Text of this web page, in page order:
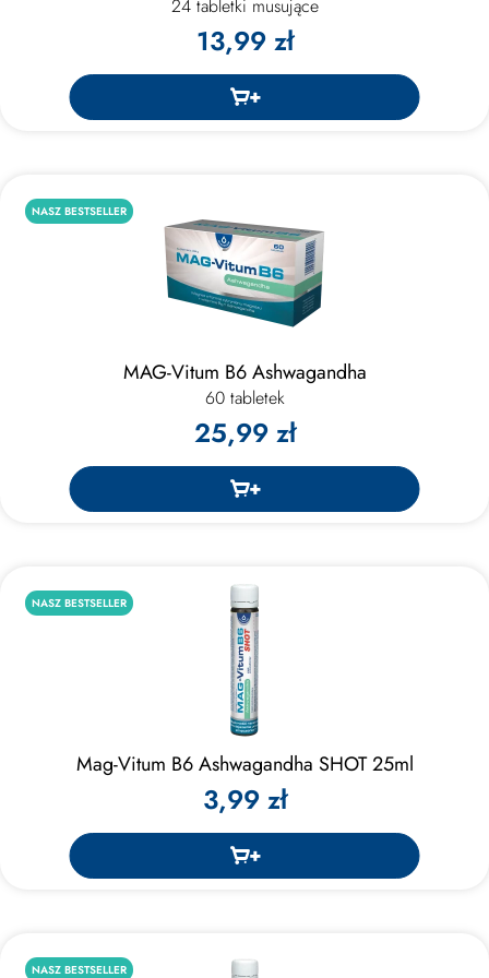
24 tabletki musujące
13,99 zł
NASZ BESTSELLER
MAG-Vitum B6 Ashwagandha
60 tabletek
25,99 zł
NASZ BESTSELLER
Mag-Vitum B6 Ashwagandha SHOT 25ml
3,99 zł
NASZ BESTSELLER